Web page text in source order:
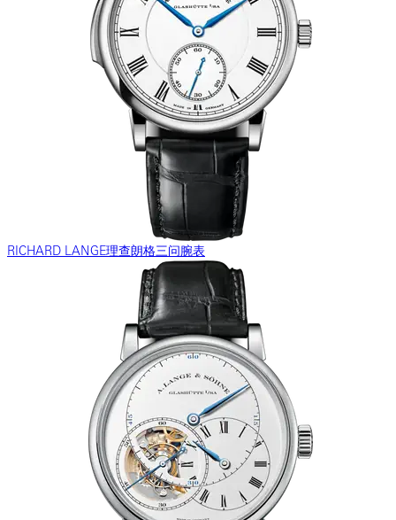
RICHARD LANGE理查朗格三问腕表